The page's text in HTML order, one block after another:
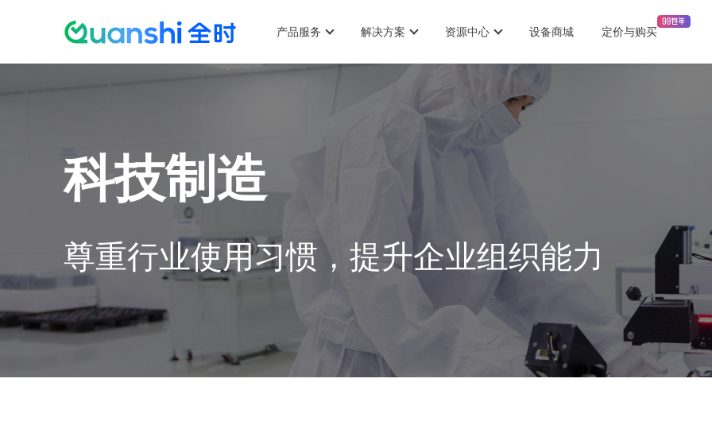
跳
转
到
菜
产品服务 解决方案 资源中心 设备商城 定价与购买
科技制造
尊重行业使用习惯，提升企业组织能力